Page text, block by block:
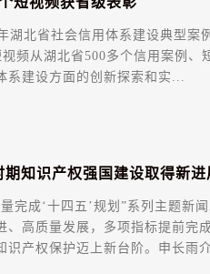
湖北省社会信用体系建设典型
湖北省500多个信用案例、短视频中
系建设方面的创新探索和实...
期知识产权强 国 建设取得新进
完成‘十四五’规划”系列主题新
、高质量发展，多项指标提前完
产权保护迈上新台阶。申长雨